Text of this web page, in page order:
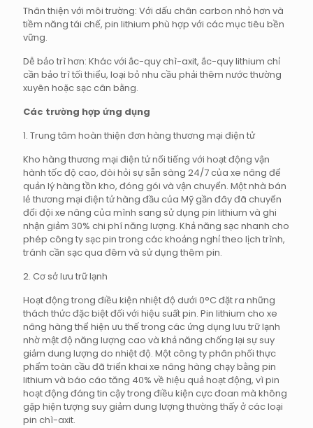
Thân thiện với môi trường: Với dấu chân carbon nhỏ hơn và
tiềm năng tái chế, pin lithium phù hợp với các mục tiêu bền
vững.
Dễ bảo trì hơn: Khác với ắc-quy chì-axit, ắc-quy lithium chỉ
cần bảo trì tối thiểu, loại bỏ nhu cầu phải thêm nước thường
xuyên hoặc sạc cân bằng.
Các trường hợp ứng dụng
1. Trung tâm hoàn thiện đơn hàng thương mại điện tử
Kho hàng thương mại điện tử nổi tiếng với hoạt động vận
hành tốc độ cao, đòi hỏi sự sẵn sàng 24/7 của xe nâng để
quản lý hàng tồn kho, đóng gói và vận chuyển. Một nhà bán
lẻ thương mại điện tử hàng đầu của Mỹ gần đây đã chuyển
đổi đội xe nâng của mình sang sử dụng pin lithium và ghi
nhận giảm 30% chi phí năng lượng. Khả năng sạc nhanh cho
phép công ty sạc pin trong các khoảng nghỉ theo lịch trình,
tránh cần sạc qua đêm và sử dụng thêm pin.
2. Cơ sở lưu trữ lạnh
Hoạt động trong điều kiện nhiệt độ dưới 0°C đặt ra những
thách thức đặc biệt đối với hiệu suất pin. Pin lithium cho xe
nâng hàng thể hiện ưu thế trong các ứng dụng lưu trữ lạnh
nhờ mật độ năng lượng cao và khả năng chống lại sự suy
giảm dung lượng do nhiệt độ. Một công ty phân phối thực
phẩm toàn cầu đã triển khai xe nâng hàng chạy bằng pin
lithium và báo cáo tăng 40% về hiệu quả hoạt động, vì pin
hoạt động đáng tin cậy trong điều kiện cực đoan mà không
gặp hiện tượng suy giảm dung lượng thường thấy ở các loại
pin chì-axit.